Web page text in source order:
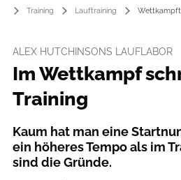
Training Lauftraining
ALEX HUTCHINSONS LAUFLABOR
Im Wettkampf
Training
Kaum hat man eine
ein höheres Tempo als im
sind die Gründe.